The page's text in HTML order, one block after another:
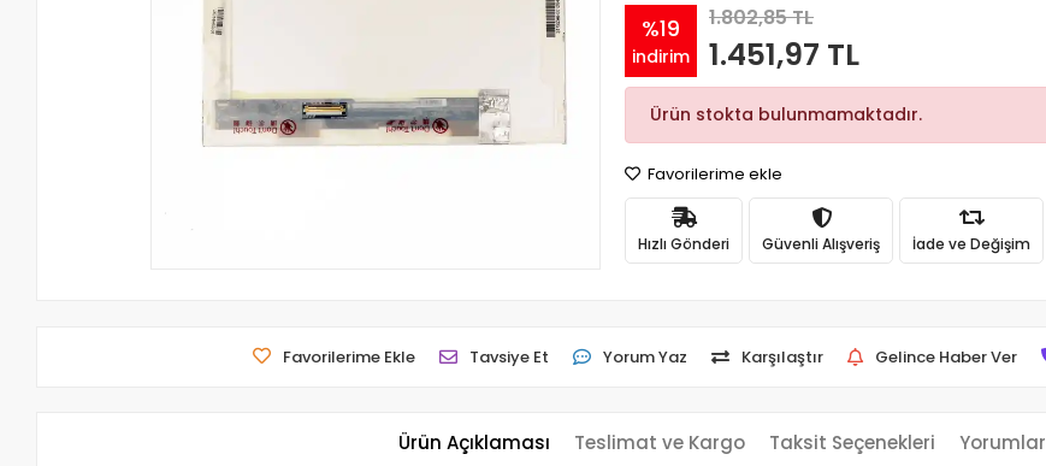
%19
indirim
1.802,85 TL
1.451,97 TL
Ürün stokta bulunmamaktadır.
Favorilerime ekle
Hızlı Gönderi Güvenli Alışveriş İade ve Değişim
Favorilerime Ekle Tavsiye Et Yorum Yaz Karşılaştır Gelince Haber Ver
Ürün Açıklaması Teslimat ve Kargo Taksit Seçenekleri Yorumlar